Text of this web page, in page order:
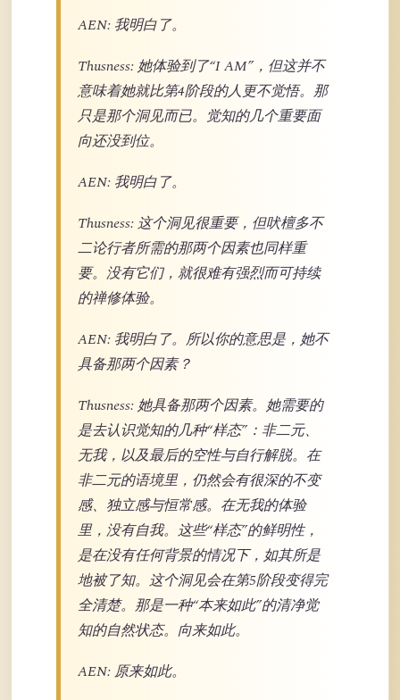
AEN: 我明白了。
Thusness: 她体验到了“I AM”，但这并不
意味着她就比第4阶段的人更不觉悟。那
只是那个洞见而已。觉知的几个重要面
向还没到位。
AEN: 我明白了。
Thusness: 这个洞见很重要，但吠檀多不
二论行者所需的那两个因素也同样重
要。没有它们，就很难有强烈而可持续
的禅修体验。
AEN: 我明白了。所以你的意思是，她不
具备那两个因素？
Thusness: 她具备那两个因素。她需要的
是去认识觉知的几种“样态”：非二元、
无我，以及最后的空性与自行解脱。在
非二元的语境里，仍然会有很深的不变
感、独立感与恒常感。在无我的体验
里，没有自我。这些“样态”的鲜明性，
是在没有任何背景的情况下，如其所是
地被了知。这个洞见会在第5阶段变得完
全清楚。那是一种“本来如此”的清净觉
知的自然状态。向来如此。
AEN: 原来如此。